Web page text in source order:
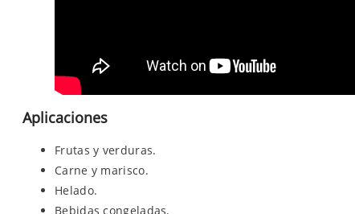
Aplicaciones
Frutas y verduras.
Carne y marisco.
Helado.
Bebidas congeladas.